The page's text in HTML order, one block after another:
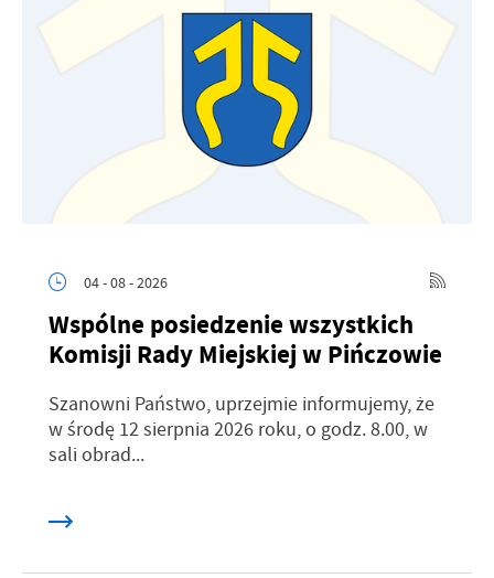
04 - 08 - 2026
Wspólne posiedzenie wszystkich
Komisji Rady Miejskiej w Pińczowie
Szanowni Państwo, uprzejmie informujemy, że
w środę 12 sierpnia 2026 roku, o godz. 8.00, w
sali obrad...